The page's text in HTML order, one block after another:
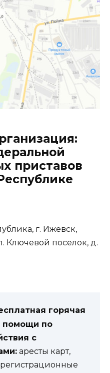
приставов
г. Ижевск,
Ключевой поселок, д.
горячая
помощи по
с
аресты карт,